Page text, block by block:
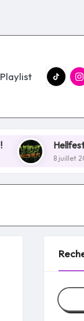
Playlist
Hellfest 2026 :
8 juillet 2025